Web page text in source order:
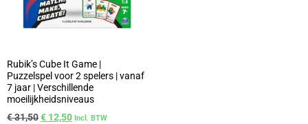
Rubik’s Cube It Game |
Puzzelspel voor 2 spelers | vanaf
7 jaar | Verschillende
moeilijkheidsniveaus
€31,50€ 12,50 Incl. BTW